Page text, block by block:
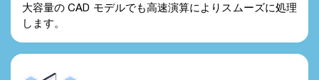
大容量の CAD モデルでも高速演算によりスムーズに処理
します。